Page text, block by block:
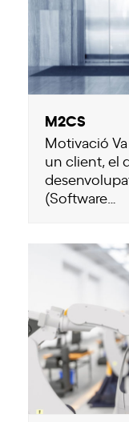
M2CS
Motivació
un client, el
(Software…